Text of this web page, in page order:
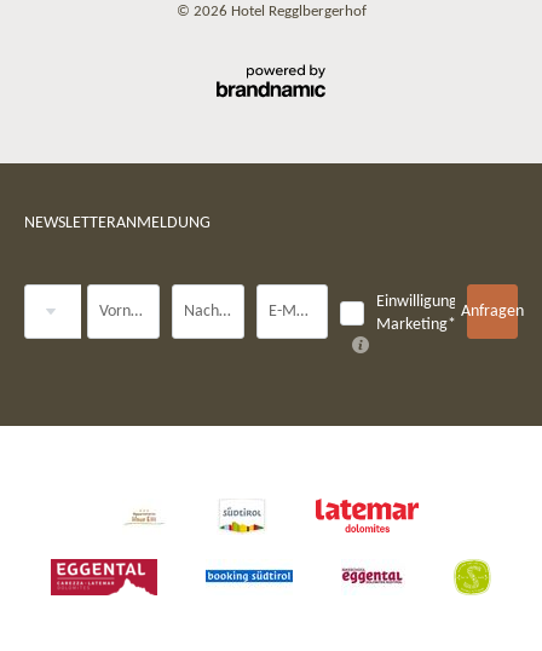
© 2026 Hotel Regglbergerhof
NEWSLETTERANMELDUNG
Vorname Nachname* E-Mail*
Einwilligung
Marketing*
Anfragen